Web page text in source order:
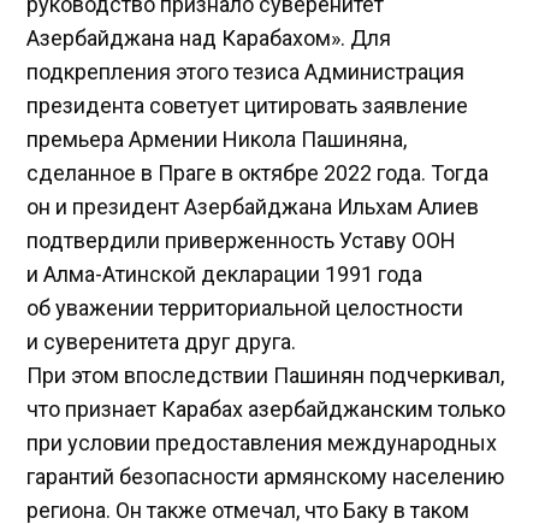
Азербайджана над Карабахом». Для
подкрепления этого тезиса Администрация
президента советует цитировать заявление
премьера Армении Никола Пашиняна,
сделанное в Праге в октябре 2022 года. Тогда
он и президент Азербайджана Ильхам Алиев
подтвердили приверженность Уставу ООН
и Алма-Атинской декларации 1991 года
об уважении территориальной целостности
и суверенитета друг друга.
При этом впоследствии Пашинян подчеркивал,
что признает Карабах азербайджанским только
при условии предоставления международных
гарантий безопасности армянскому населению
региона. Он также отмечал, что Баку в таком